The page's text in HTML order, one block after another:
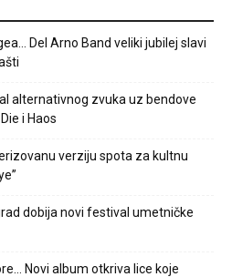
Del Arno Band veliki jubilej slavi
alternativnog zvuka uz bendove
i Haos
verziju spota za kultnu
dobija novi festival umetničke
Novi album otkriva lice koje